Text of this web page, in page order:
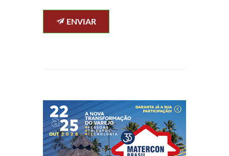
ENVIAR